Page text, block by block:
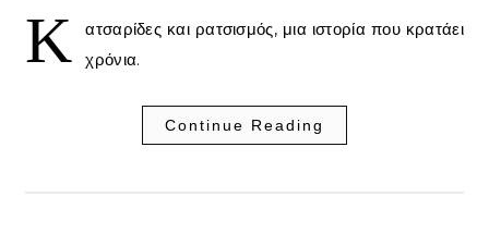
Κ
ατσαρίδες και ρατσισμός, μια ιστορία που κρατάει
χρόνια.
Continue Reading